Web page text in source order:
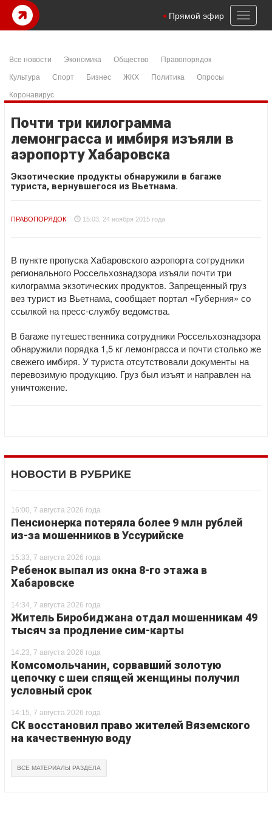
Toggle
Прямой эфир
Все новости Экономика Общество
Правопорядок
Культура
Спорт Бизнес ЖКХ Политика
Опросы
Коронавирус
Почти три килограмма
лемонграсса и имбиря изъяли в
аэропорту Хабаровска
Экзотические продукты обнаружили в багаже
туриста, вернувшегося из Вьетнама.
ПРАВОПОРЯДОК 15:03, 24 ноября 2015 года
В пункте пропуска Хабаровского аэропорта сотрудники
регионального Россельхознадзора изъяли почти три
килограмма экзотических продуктов. Запрещенный груз
вез турист из Вьетнама, сообщает портал «Губерния» со
ссылкой на пресс-службу ведомства.
В багаже путешественника сотрудники Россельхознадзора
обнаружили порядка 1,5 кг лемонграсса и почти столько же
свежего имбиря. У туриста отсутствовали документы на
перевозимую продукцию. Груз был изъят и направлен на
уничтожение.
НОВОСТИ В РУБРИКЕ
16:00, 7 августа 2026 года
Пенсионерка потеряла более 9 млн рублей
из-за мошенников в Уссурийске
15:33, 7 августа 2026 года
Ребенок выпал из окна 8-го этажа в
Хабаровске
14:34, 7 августа 2026 года
Житель Биробиджана отдал мошенникам 49
тысяч за продление сим-карты
14:23, 7 августа 2026 года
Комсомольчанин, сорвавший золотую
цепочку с шеи спящей женщины получил
условный срок
14:15, 7 августа 2026 года
СК восстановил право жителей Вяземского
на качественную воду
ВСЕ МАТЕРИАЛЫ РАЗДЕЛА